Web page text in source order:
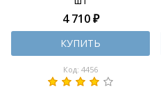
4 710 ₽
КУПИТЬ
Код: 4456